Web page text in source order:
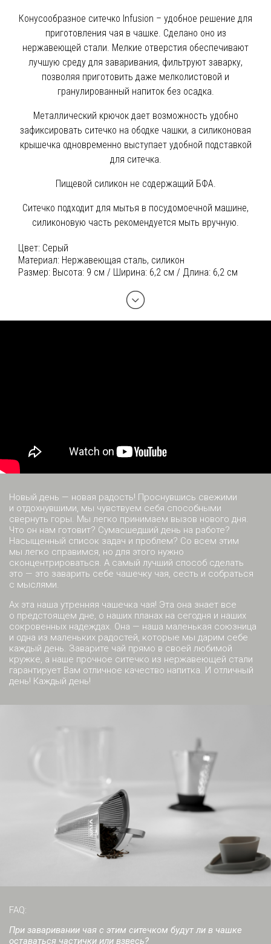
Конусообразное ситечко Infusion – удобное решение для
приготовления чая в чашке. Сделано оно из
нержавеющей стали. Мелкие отверстия обеспечивают
лучшую среду для заваривания, фильтруют заварку,
позволяя приготовить даже мелколистовой и
гранулированный напиток без осадка.
Металлический крючок дает возможность удобно
зафиксировать ситечко на ободке чашки, а силиконовая
крышечка одновременно выступает удобной подставкой
для ситечка.
Пищевой силикон не содержащий БФА.
Ситечко подходит для мытья в посудомоечной машине,
силиконовую часть рекомендуется мыть вручную.
Цвет: Серый
Материал: Нержавеющая сталь, силикон
Размер: Высота: 9 см / Ширина: 6,2 см / Длина: 6,2 см
Новый день — новая радость! Проснувшись свежими
и отдохнувшими, мы чувствуем себя способными
свернуть горы. Мы легко принимаем вызов нового дня.
Что он нам готовит? Сумасшедший день на работе?
Насыщенный список задач и проблем? Со всем этим
мы легко справимся, но для этого нужно
сконцентрироваться. А самый лучший способ сделать
это — это заварить себе чашечку чая, сесть и собраться
с мыслями.
Ах эта наша утренняя чашечка чая! Эта она знает все
о предстоящем дне, о наших планах на сегодня и наших
сокровенных надеждах. Она — наша маленькая союзница
и одна из маленьких радостей, которые мы дарим себе
каждый день. Заварите чай прямо в своей любимой
кружке, а наше прочное ситечко из нержавеющей стали
гарантирует Вам отличное качество напитка. И отличный
день! Каждый день!
FAQ:
При заваривании чая с этим ситечком будут ли в чашке
оставаться частички или взвесь?